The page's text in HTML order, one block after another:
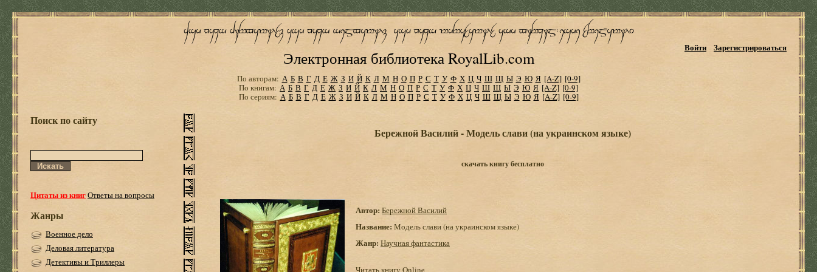
Электронная библиотека RoyalLib.com
Войти Зарегистрироваться
По авторам: А Б В Г Д Е Ж З И Й К Л М Н О П Р С Т У Ф Х Ц Ч Ш Щ Ы Э Ю Я [A-Z] [0-9]
По книгам: А Б В Г Д Е Ж З И Й К Л М Н О П Р С Т У Ф Х Ц Ч Ш Щ Ы Э Ю Я [A-Z] [0-9]
По сериям: А Б В Г Д Е Ж З И Й К Л М Н О П Р С Т У Ф Х Ц Ч Ш Щ Ы Э Ю Я [A-Z] [0-9]
Поиск по сайту
Цитаты из книгОтветы на вопросы
Жанры
Военное дело
Деловая литература
Детективы и Триллеры
Бережной Василий - Модель слави (на украинском языке)
скачать книгу бесплатно
Автор: Бережной Василий
Название: Модель слави (на украинском языке)
Жанр: Научная фантастика
Читать книгу Online